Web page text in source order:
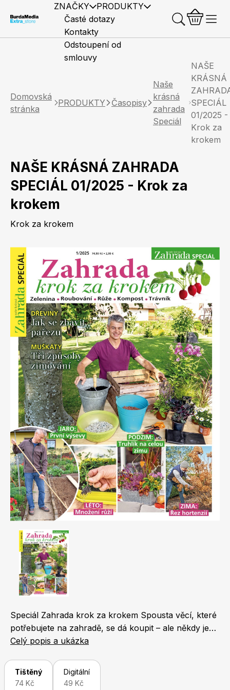
ZNAČKY PRODUKTY
Marianne
Apetit
Svět ženy
Burda Style
Marianne Bydlení
Marianne Venkov & styl
Naše krásná zahrada
Chip
Sudoku a křížovky
LEGO® časopisy
Časopisy
Knihy
Časté dotazy
Kontakty
Odstoupení od
smlouvy
Domovská
stránka
PRODUKTY Časopisy
Naše
krásná
zahrada
Speciál
NAŠE
KRÁSNÁ
SPECIÁL
01/2025 -
Krok za
krokem
NAŠE KRÁSNÁ ZAHRADA
SPECIÁL 01/2025 - Krok za
krokem
Krok za krokem
Speciál Zahrada krok za krokem Spousta věcí, které
potřebujete na zahradě, se dá koupit – ale někdy je
větší radost si je vyrobit. Abyste si tuhle radost užili
a hlavně přehledných a srozumitelných návodů.
Provede vás celou sezonou – od jara až do zimy. S
Celý popis a ukázka
Tištěný
74 Kč
Digitální
49 Kč